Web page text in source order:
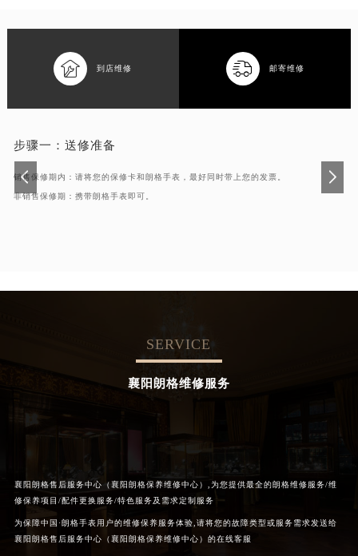
 到店维修  邮寄维修
步骤一： 送修准备
销售保修期内：请将您的保修卡和朗格手表，最好同时带上您的发票。
非销售保修期：携带朗格手表即可。
SERVICE
襄阳朗格维修服务
襄阳朗格售后服务中心（襄阳朗格保养维修中心）,为您提供最全的朗格维修服务/维
修保养项目/配件更换服务/特色服务及需求定制服务
为保障中国·朗格手表用户的维修保养服务体验,请将您的故障类型或服务需求发送给
襄阳朗格售后服务中心（襄阳朗格保养维修中心）的在线客服